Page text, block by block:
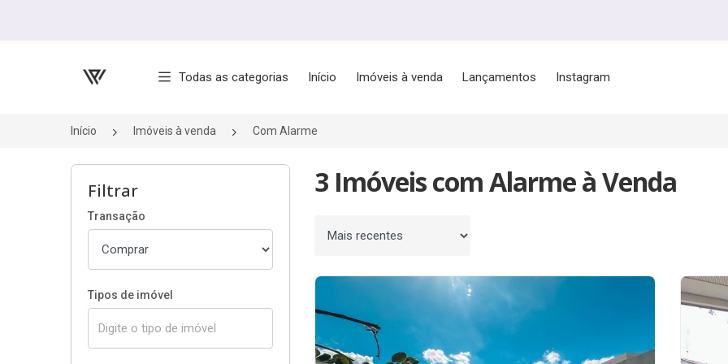
Página inicial
Todas as categorias Início Imóveis à venda Lançamentos Instagram
Início Imóveis à venda Com Alarme
Filtrar
Transação
Tipos de imóvel
3 Imóveis com Alarme à Venda
Ordenar por